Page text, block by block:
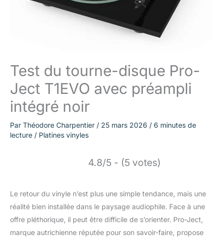
Test du tourne-disque Pro-
Ject T1EVO avec préampli
intégré noir
Par Théodore Charpentier / 25 mars 2026 / 6 minutes de
lecture / Platines vinyles
4.8/5 - (5 votes)
Le retour du vinyle n’est plus une simple tendance, mais une
réalité bien installée dans le paysage audiophile. Face à une
offre pléthorique, il peut être difficile de s’orienter. Pro-Ject,
marque autrichienne réputée pour son savoir-faire, propose